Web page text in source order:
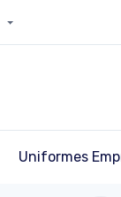
Uniformes